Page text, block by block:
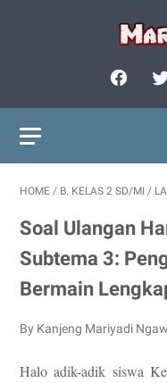
HOME / B. KELAS 2 SD/MI /
Soal Ulangan
Subtema 3:
Bermain
By Kanjeng Mariyadi
Halo adik-adik siswa